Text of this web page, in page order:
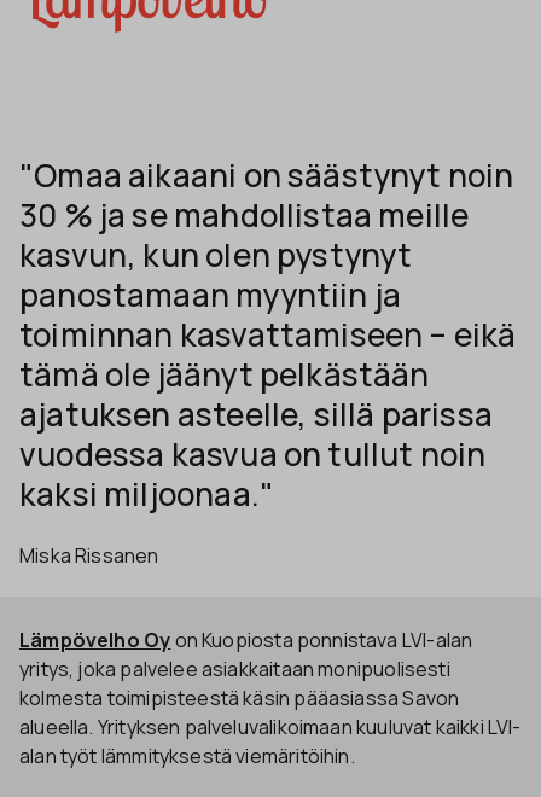
"Omaa aikaani on säästynyt noin
30 % ja se mahdollistaa meille
kasvun, kun olen pystynyt
panostamaan myyntiin ja
toiminnan kasvattamiseen – eikä
tämä ole jäänyt pelkästään
ajatuksen asteelle, sillä parissa
vuodessa kasvua on tullut noin
kaksi miljoonaa."
Miska Rissanen
Lämpövelho Oyon Kuopiosta ponnistava LVI-alan
yritys, joka palvelee asiakkaitaan monipuolisesti
kolmesta toimipisteestä käsin pääasiassa Savon
alueella. Yrityksen palveluvalikoimaan kuuluvat kaikki LVI-
alan työt lämmityksestä viemäritöihin.